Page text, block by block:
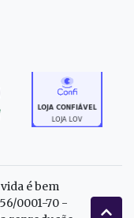
é bem
0001-70 -